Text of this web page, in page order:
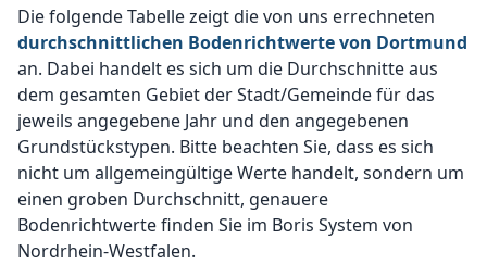
Die folgende Tabelle zeigt die von uns errechneten
durchschnittlichen Bodenrichtwerte von Dortmund
an. Dabei handelt es sich um die Durchschnitte aus
dem gesamten Gebiet der Stadt/Gemeinde für das
jeweils angegebene Jahr und den angegebenen
Grundstückstypen. Bitte beachten Sie, dass es sich
nicht um allgemeingültige Werte handelt, sondern um
einen groben Durchschnitt, genauere
Bodenrichtwerte finden Sie im Boris System von
Nordrhein-Westfalen.